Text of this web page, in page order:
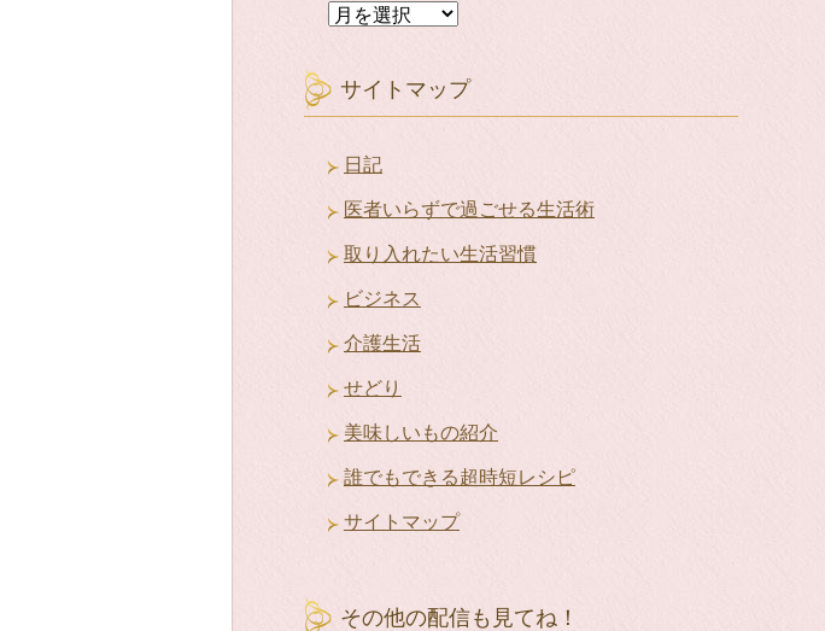
ア
イ
ブ
サイトマップ
日記
医者いらずで過ごせる生活術
取り入れたい生活習慣
ビジネス
介護生活
せどり
美味しいもの紹介
誰でもできる超時短レシピ
サイトマップ
その他の配信も見てね！